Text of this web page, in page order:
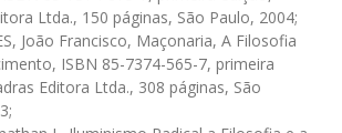
Ltda., 150 páginas, São Paulo, 2004;
João Francisco, Maçonaria, A Filosofia
ISBN 85-7374-565-7, primeira
Editora Ltda., 308 páginas, São